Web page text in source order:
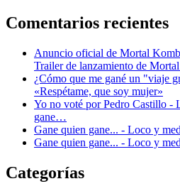
Comentarios recientes
Anuncio oficial de Mortal
Trailer de lanzamiento de
¿Cómo que me gané un "viaje
«Respétame, que soy mujer»
Yo no voté por Pedro Castillo -
gane…
Gane quien gane... - Loco y
Gane quien gane... - Loco y
Categorías